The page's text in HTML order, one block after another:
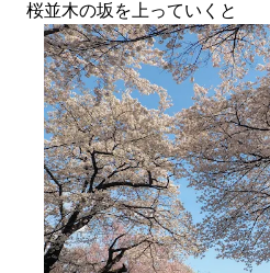
桜並木の坂を上っていくと